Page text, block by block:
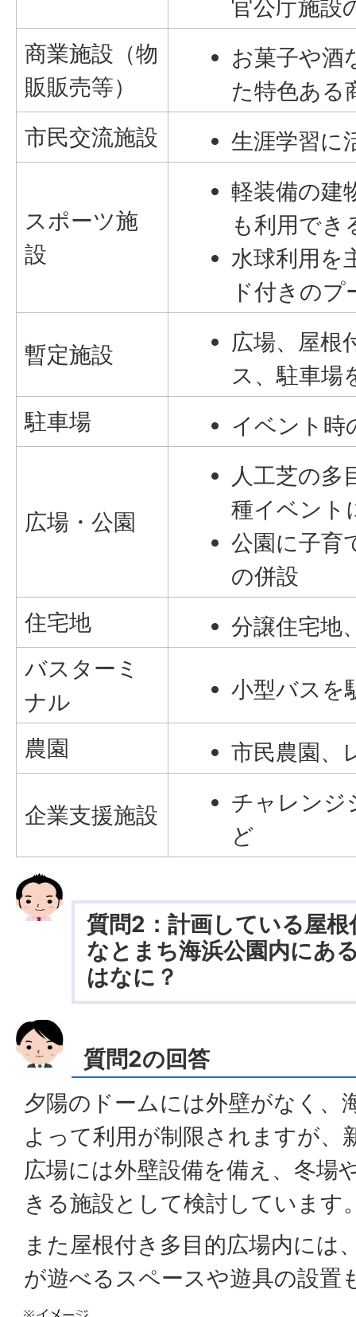
官公庁施設
商業施設（物
販販売等）
お菓子や酒
た特色ある
市民交流施設
生涯学習に
スポーツ施
設
軽装備の建
も利用でき
水球利用を
ド付きのプ
暫定施設
広場、屋根
ス、駐車場
駐車場
イベント時
広場・公園
人工芝の多
種イベント
公園に子育
の併設
住宅地
分譲住宅地
バスターミ
ナル
小型バスを
農園 市民農園、
企業支援施設
チャレンジ
ど
質問2：計画している屋
なとまち海浜公園内にあ
はなに？
質問2の回答
夕陽のドームには外壁がなく、
よって利用が制限されますが、
広場には外壁設備を備え、冬場
きる施設として検討しています
また屋根付き多目的広場内には
が遊べるスペースや遊具の設置